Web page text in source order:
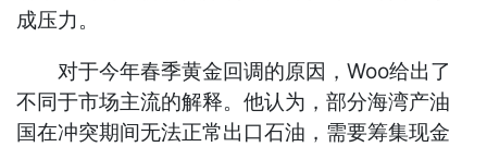
成压力。
对于今年春季黄金回调的原因，Woo给出了
不同于市场主流的解释。他认为，部分海湾产油
国在冲突期间无法正常出口石油，需要筹集现金